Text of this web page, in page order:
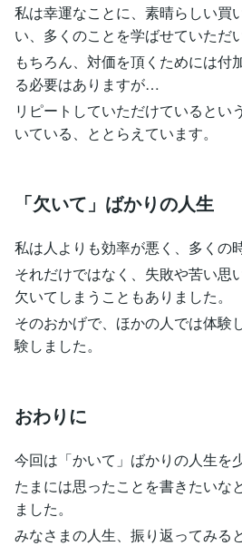
私は幸運なことに、素晴らしい買
い、多くのことを学ばせていただ
もちろん、対価を頂くためには付
る必要はありますが…
リピートしていただけているとい
いている、ととらえています。
「欠いて」ばかりの人生
私は人よりも効率が悪く、多くの
それだけではなく、失敗や苦い思
欠いてしまうこともありました。
そのおかげで、ほかの人では体験
験しました。
おわりに
今回は「かいて」ばかりの人生を
たまには思ったことを書きたいな
ました。
みなさまの人生、振り返ってみる